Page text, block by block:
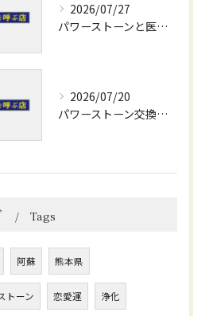
2026/07/27
パワーストーンと医療の力で熊本県阿蘇郡小国町水俣市の奇跡と開運を体感する旅
2026/07/20
パワーストーン交換会で安心のブレスレット修理と運気アップのメンテナンス術
Tags
阿蘇 熊本県
トーン 恋愛運 浄化